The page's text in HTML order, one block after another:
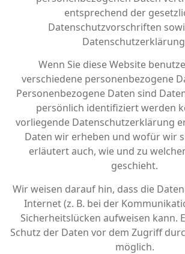
entsprechend der
Datenschutzvorschriften
Wenn Sie diese Website
verschiedene personenbezogene
Personenbezogene Daten sind
persönlich identifiziert werden
vorliegende Datenschutzerklärung
Daten wir erheben und wofür wir
erläutert auch, wie und zu
geschieht.
Wir weisen darauf hin, dass die
Internet (z. B. bei der
Sicherheitslücken aufweisen kann.
Schutz der Daten vor dem Zugriff
möglich.